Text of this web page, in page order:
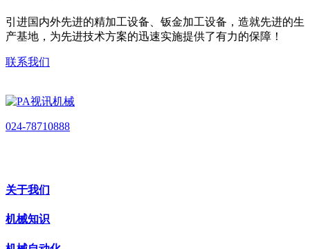
引进国内外先进的精加工设备、钣金加工设备，造就先进的生
产基地，为先进技术方案的迅速实施提供了有力的保障！
联系我们
024-78710888
关于我们
机械知识